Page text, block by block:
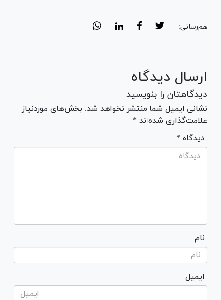
هم‌رسانی:
ارسال دیدگاه
دیدگاهتان را بنویسید
نشانی ایمیل شما منتشر نخواهد شد. بخش‌های موردنیاز
علامت‌گذاری شده‌اند *
* دیدگاه
نام
ایمیل